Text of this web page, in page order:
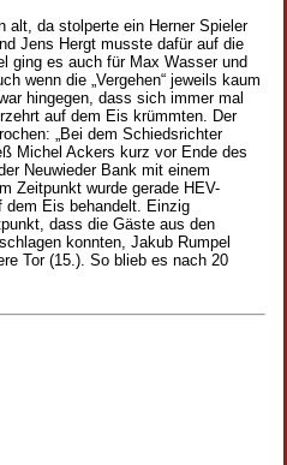
alt, da stolperte ein Herner Spieler
Jens Hergt musste dafür auf die
ging es auch für Max Wasser und
wenn die „Vergehen“ jeweils kaum
hingegen, dass sich immer mal
auf dem Eis krümmten. Der
„Bei dem Schiedsrichter
Michel Ackers kurz vor Ende des
Neuwieder Bank mit einem
Zeitpunkt wurde gerade HEV-
dem Eis behandelt. Einzig
dass die Gäste aus den
konnten, Jakub Rumpel
Tor (15.). So blieb es nach 20